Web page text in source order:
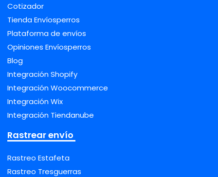
Cotizador
Tienda Envíosperros
Plataforma de envíos
Opiniones Envíosperros
Blog
Integración Shopify
Integración Woocommerce
Integración Wix
Integración Tiendanube
Rastrear envío
Rastreo Estafeta
Rastreo Tresguerras